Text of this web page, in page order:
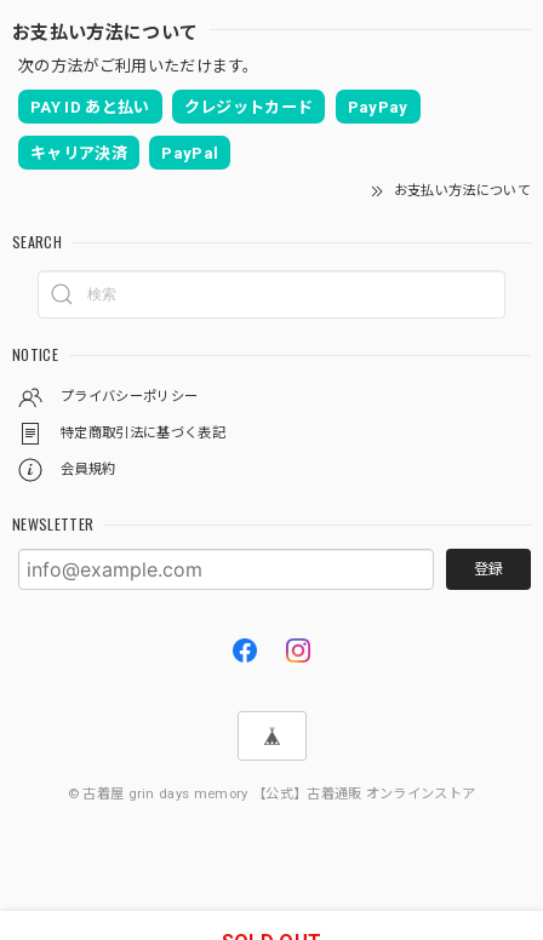
お支払い方法について
次の方法がご利用いただけます。
PAY ID あと払い クレジットカード PayPay
キャリア決済 PayPal
お支払い方法について
SEARCH
NOTICE
プライバシーポリシー
特定商取引法に基づく表記
会員規約
NEWSLETTER
登録
© 古着屋 grin days memory 【公式】古着通販 オンラインストア